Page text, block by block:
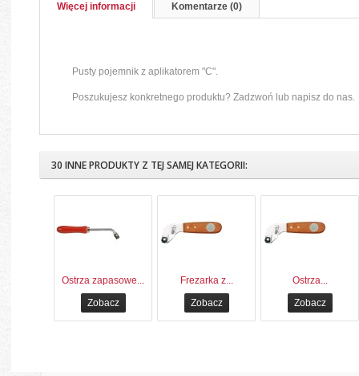
Więcej informacji Komentarze (0)
Pusty pojemnik z aplikatorem "C".
Poszukujesz konkretnego produktu? Zadzwoń lub napisz do nas.
30 INNE PRODUKTY Z TEJ SAMEJ KATEGORII:
Ostrza zapasowe...
Zobacz
Frezarka z...
Zobacz
Ostrza...
Zobacz